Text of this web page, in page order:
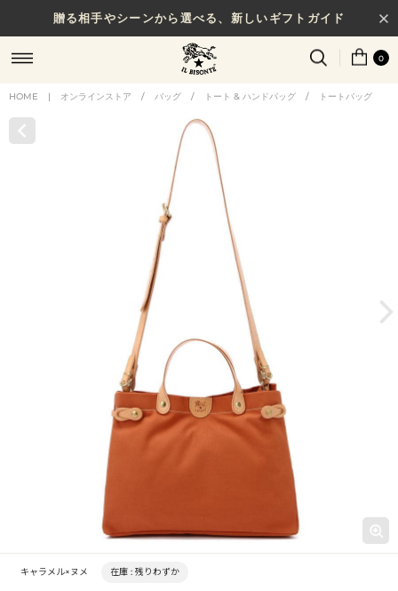
贈る相手やシーンから選べる、新しいギフトガイド
0
HOME | オンラインストア / バッグ / トート & ハンドバッグ / トートバッグ
キャラメル×ヌメ 在庫 : 残りわずか